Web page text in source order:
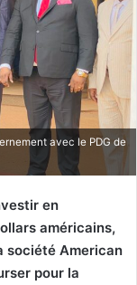
avec le PDG de
en
américains,
société American
pour la